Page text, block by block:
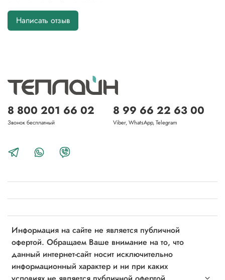
Написать отзыв
Информация на сайте не является публичной
офертой. Обращаем Ваше внимание на то, что
данный интернет-сайт носит исключительно
информационный характер и ни при каких
8 800 201 66 02
Звонок бесплатный
8 99 66 22 63 00
Viber, WhatsApp, Telegram